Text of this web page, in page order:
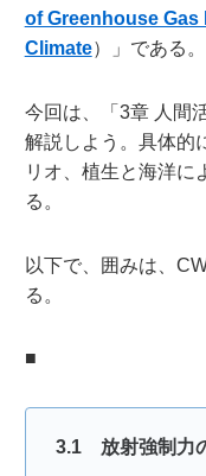
of Greenhouse
Climate）」である。
今回は、「3章 人間
解説しよう。具体的
リオ、植生と海洋に
る。
以下で、囲みは、
る。
■
3.1 放射強制力